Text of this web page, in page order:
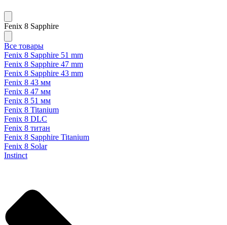
Fenix 8 Sapphire
Все товары
Fenix 8 Sapphire 51 mm
Fenix 8 Sapphire 47 mm
Fenix 8 Sapphire 43 mm
Fenix 8 43 мм
Fenix 8 47 мм
Fenix 8 51 мм
Fenix 8 Titanium
Fenix 8 DLC
Fenix 8 титан
Fenix 8 Sapphire Titanium
Fenix 8 Solar
Instinct